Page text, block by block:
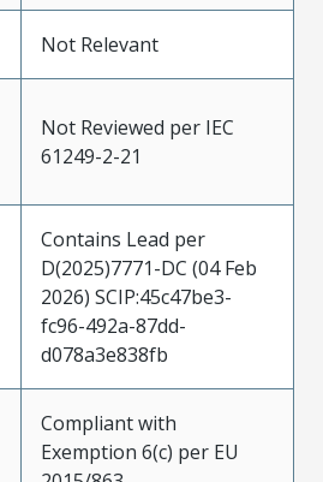
Not Relevant
Not Reviewed per IEC
61249-2-21
Contains Lead per
D(2025)7771-DC (04 Feb
2026) SCIP:45c47be3-
fc96-492a-87dd-
d078a3e838fb
Compliant with
Exemption 6(c) per EU